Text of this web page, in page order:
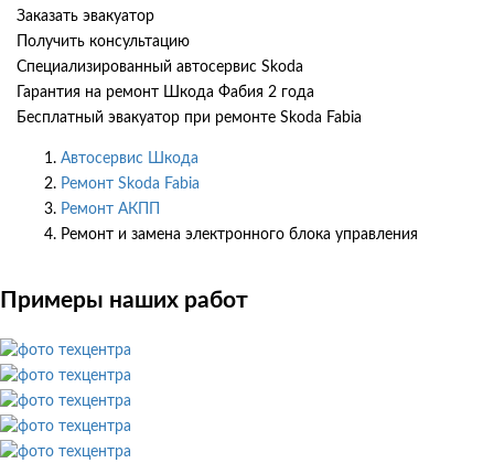
Заказать эвакуатор
Получить консультацию
Специализированный автосервис Skoda
Гарантия на ремонт Шкода Фабия 2 года
Бесплатный эвакуатор при ремонте Skoda Fabia
Автосервис Шкода
Ремонт Skoda Fabia
Ремонт АКПП
Ремонт и замена электронного блока управления
Примеры наших работ